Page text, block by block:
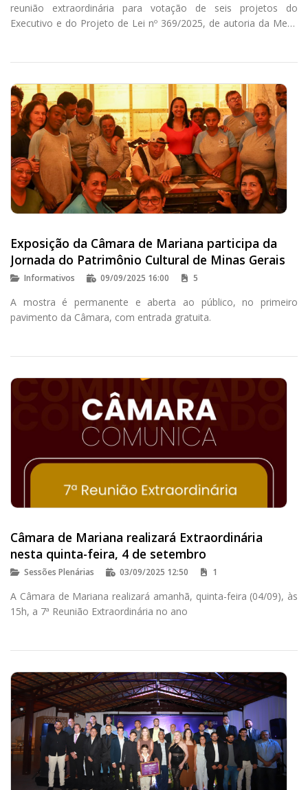
reunião extraordinária para votação de seis projetos do
Executivo e do Projeto de Lei nº 369/2025, de autoria da Mesa
Exposição da Câmara de Mariana participa da
Jornada do Patrimônio Cultural de Minas Gerais
Informativos 09/09/2025 16:00 5
A mostra é permanente e aberta ao público, no primeiro
pavimento da Câmara, com entrada gratuita.
Câmara de Mariana realizará Extraordinária
nesta quinta-feira, 4 de setembro
Sessões Plenárias 03/09/2025 12:50 1
A Câmara de Mariana realizará amanhã, quinta-feira (04/09), às
15h, a 7ª Reunião Extraordinária no ano